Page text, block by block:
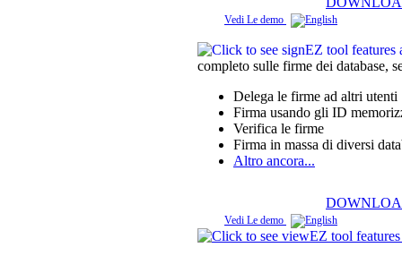
Vedi Le demo
completo sulle firme dei database,
Delega le firme ad altri utenti
Firma usando gli ID
Verifica le firme
Firma in massa di diversi
Altro ancora...
Vedi Le demo